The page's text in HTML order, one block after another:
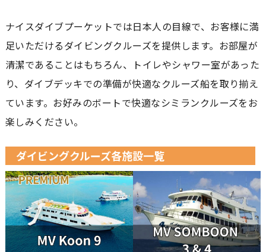
ナイスダイブプーケットでは日本人の目線で、お客様に満
足いただけるダイビングクルーズを提供します。お部屋が
清潔であることはもちろん、トイレやシャワー室があった
り、ダイブデッキでの準備が快適なクルーズ船を取り揃え
ています。お好みのボートで快適なシミランクルーズをお
楽しみください。
ダイビングクルーズ各施設一覧